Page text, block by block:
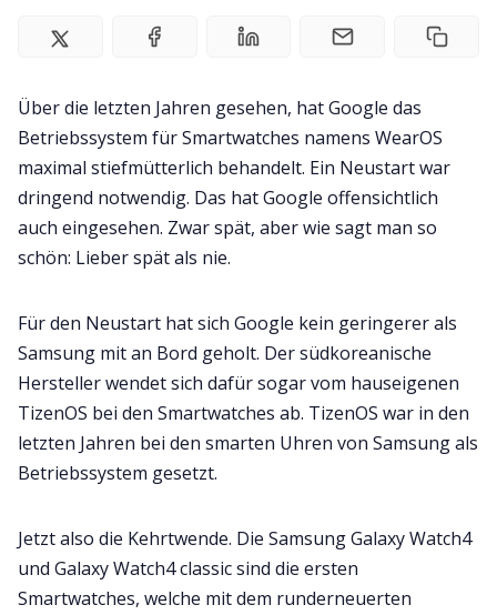
Über die letzten Jahren gesehen, hat Google das
Betriebssystem für Smartwatches namens WearOS
maximal stiefmütterlich behandelt. Ein Neustart war
dringend notwendig. Das hat Google offensichtlich
auch eingesehen. Zwar spät, aber wie sagt man so
schön: Lieber spät als nie.
Für den Neustart hat sich Google kein geringerer als
Samsung mit an Bord geholt. Der südkoreanische
Hersteller wendet sich dafür sogar vom hauseigenen
TizenOS bei den Smartwatches ab. TizenOS war in den
letzten Jahren bei den smarten Uhren von Samsung als
Betriebssystem gesetzt.
Jetzt also die Kehrtwende. Die Samsung Galaxy Watch4
und Galaxy Watch4 classic sind die ersten
Smartwatches, welche mit dem runderneuerten